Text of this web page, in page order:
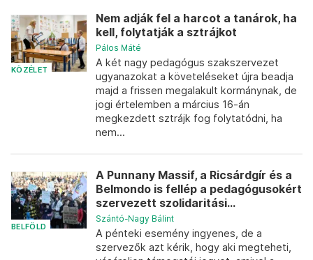
KÖZÉLET
Nem adják fel a harcot a tanárok, ha
kell, folytatják a sztrájkot
Pálos Máté
A két nagy pedagógus szakszervezet
ugyanazokat a követeléseket újra beadja
majd a frissen megalakult kormánynak, de
jogi értelemben a március 16-án
megkezdett sztrájk fog folytatódni, ha
nem...
BELFÖLD
A Punnany Massif, a Ricsárdgír és a
Belmondo is fellép a pedagógusokért
szervezett szolidaritási...
Szántó-Nagy Bálint
A pénteki esemény ingyenes, de a
szervezők azt kérik, hogy aki megteheti,